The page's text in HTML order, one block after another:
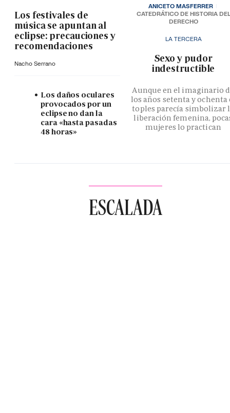
Los festivales de
música se apuntan al
eclipse: precauciones y
recomendaciones
Nacho Serrano
Los daños oculares
provocados por un
eclipse no dan la
cara «hasta pasadas
48 horas»
LA TERCERA
­Sexo y pudor
indestructible
Aunque en el imaginario
los años setenta y ochenta
toples parecía simbolizar
liberación femenina,
mujeres lo practican
ANICETO MASFERRER
CATEDRÁTICO DE HISTORIA DEL
DERECHO
ESCALADA